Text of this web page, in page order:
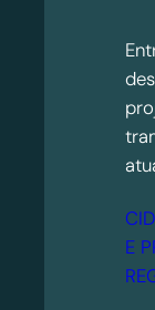
E